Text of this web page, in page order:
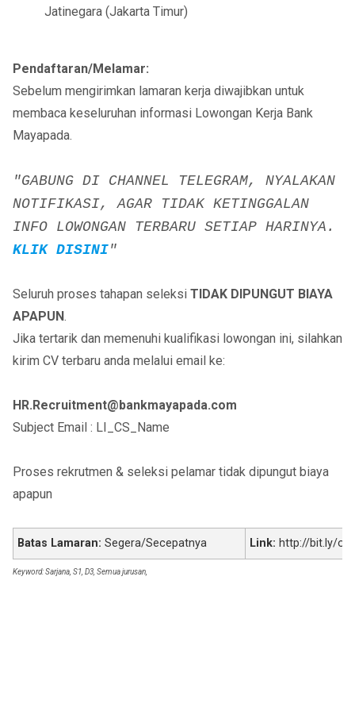
Jatinegara (Jakarta Timur)
Pendaftaran/Melamar:
Sebelum mengirimkan lamaran kerja diwajibkan untuk
membaca keseluruhan informasi Lowongan Kerja Bank
Mayapada.
"GABUNG DI CHANNEL TELEGRAM, NYALAKAN
NOTIFIKASI, AGAR TIDAK KETINGGALAN
INFO LOWONGAN TERBARU SETIAP HARINYA.
KLIK DISINI"
Seluruh proses tahapan seleksi TIDAK DIPUNGUT BIAYA
APAPUN.
Jika tertarik dan memenuhi kualifikasi lowongan ini, silahkan
kirim CV terbaru anda melalui email ke:
HR.Recruitment@bankmayapada.com
Subject Email : LI_CS_Name
Proses rekrutmen & seleksi pelamar tidak dipungut biaya
apapun
Batas Lamaran: Segera/Secepatnya Link: http://bit.ly/
Keyword: Sarjana, S1, D3, Semua jurusan,